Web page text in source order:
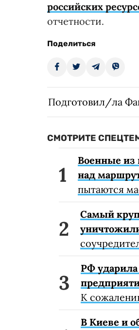
российских
отчетности.
Поделиться
Подготовил/ла
СМОТРИТЕ
Военные из
над
пытаются
Самый
РФ
К
В Киеве и